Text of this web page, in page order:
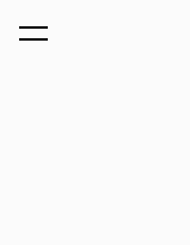
lisati ostukorvi.